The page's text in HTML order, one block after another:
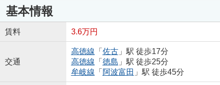
基本情報
賃料 3.6万円
交通
高徳線 「 佐古」駅 徒歩17分
高徳線 「 徳島 」駅 徒歩25分
牟岐線 「 阿波富田 」駅 徒歩45分